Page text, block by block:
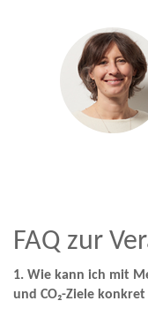
FAQ zur
1. Wie kann ich mit
und CO₂-Ziele